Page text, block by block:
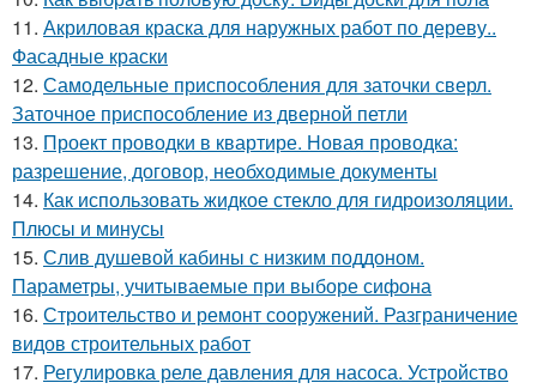
11. Акриловая краска для наружных работ по дереву..
Фасадные краски
12. Самодельные приспособления для заточки сверл.
Заточное приспособление из дверной петли
13. Проект проводки в квартире. Новая проводка:
разрешение, договор, необходимые документы
14. Как использовать жидкое стекло для гидроизоляции.
Плюсы и минусы
15. Слив душевой кабины с низким поддоном.
Параметры, учитываемые при выборе сифона
16. Строительство и ремонт сооружений. Разграничение
видов строительных работ
17. Регулировка реле давления для насоса. Устройство